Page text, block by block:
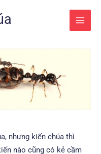
nhưng kiến chúa thì
nào cũng có kẻ cầm